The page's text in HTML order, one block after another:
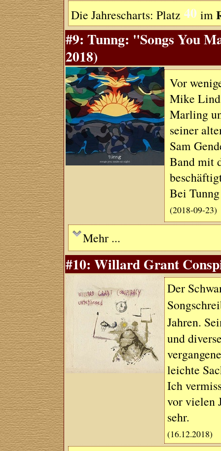
Die Jahrescharts: Platz 40 im
#9: Tunng: "Songs You
2018)
Vor
Mike
Marling
seiner
Sam
Band mit
Bei
(2018-09-23)
Mehr ...
#10: Willard Grant
Der
Jahren.
und
leichte
Ich
vor vielen
sehr.
(16.12.2018)